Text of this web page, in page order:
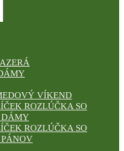
VÍKEND
ROZLÚČKA SO
DÁMY
ROZLÚČKA SO
PÁNOV